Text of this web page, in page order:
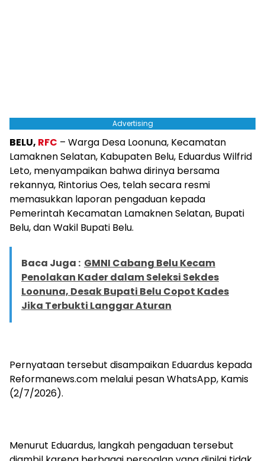
Advertising
BELU, RFC – Warga Desa Loonuna, Kecamatan
Lamaknen Selatan, Kabupaten Belu, Eduardus Wilfrid
Leto, menyampaikan bahwa dirinya bersama
rekannya, Rintorius Oes, telah secara resmi
memasukkan laporan pengaduan kepada
Pemerintah Kecamatan Lamaknen Selatan, Bupati
Belu, dan Wakil Bupati Belu.
Baca Juga : GMNI Cabang Belu Kecam
Penolakan Kader dalam Seleksi Sekdes
Loonuna, Desak Bupati Belu Copot Kades
Jika Terbukti Langgar Aturan
Pernyataan tersebut disampaikan Eduardus kepada
Reformanews.com melalui pesan WhatsApp, Kamis
(2/7/2026).
Menurut Eduardus, langkah pengaduan tersebut